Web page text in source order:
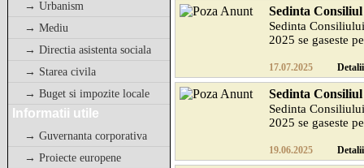
→ Urbanism
→ Mediu
→ Directia asistenta sociala
→ Starea civila
→ Buget si impozite locale
Informatii utile
→ Guvernanta corporativa
→ Proiecte europene
Sedinta
Sedinta
2025 se gaseste
17.07.2025 Detalii
Sedinta
Sedinta
2025 se gaseste
19.06.2025 Detalii